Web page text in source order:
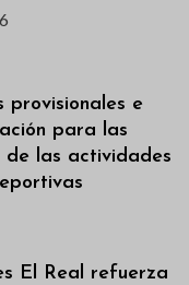
provisionales e
para las
de las actividades
El Real refuerza